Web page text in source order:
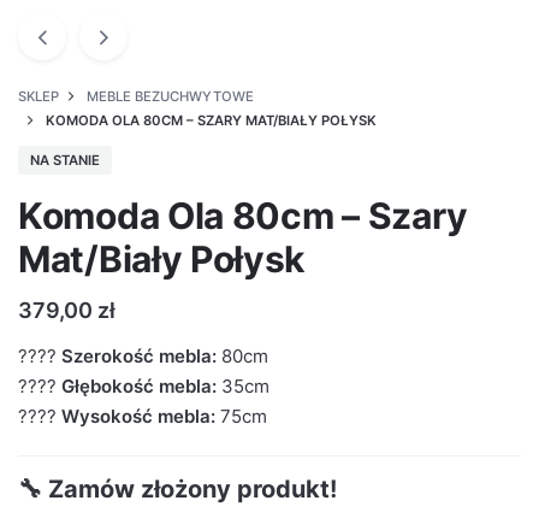
SKLEP
MEBLE BEZUCHWYTOWE
KOMODA OLA 80CM – SZARY MAT/BIAŁY POŁYSK
NA STANIE
Komoda Ola 80cm – Szary
Mat/Biały Połysk
379,00 zł
???? Szerokość mebla: 80cm
???? Głębokość mebla: 35cm
???? Wysokość mebla: 75cm
🔧 Zamów złożony produkt!